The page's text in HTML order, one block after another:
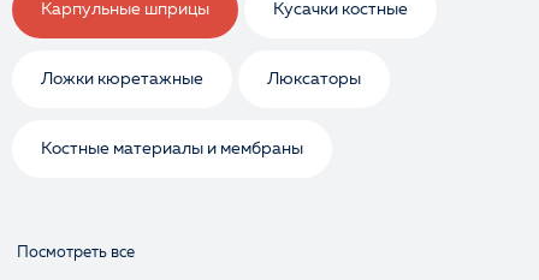
Карпульные шприцы Кусачки костные
Ложки кюретажные Люксаторы
Костные материалы и мембраны
Посмотреть все